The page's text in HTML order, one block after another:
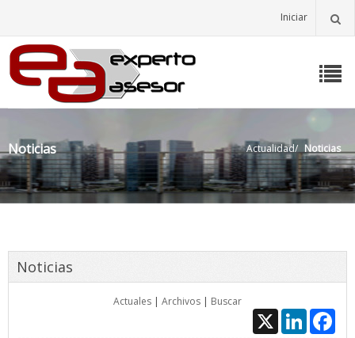
Iniciar
Noticias Actualidad/ Noticias
Noticias
Actuales | Archivos | Buscar
X
LinkedIn